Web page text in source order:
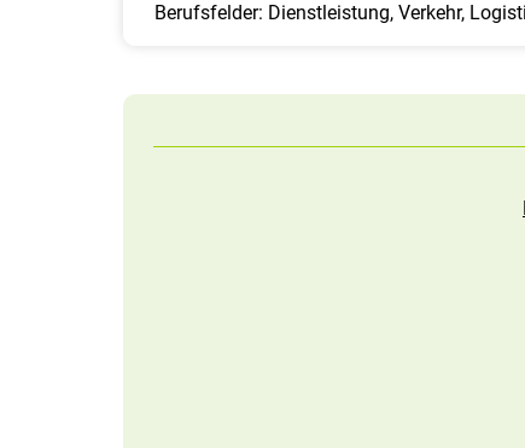
Berufsfelder: Dienstleistung, Verkehr,